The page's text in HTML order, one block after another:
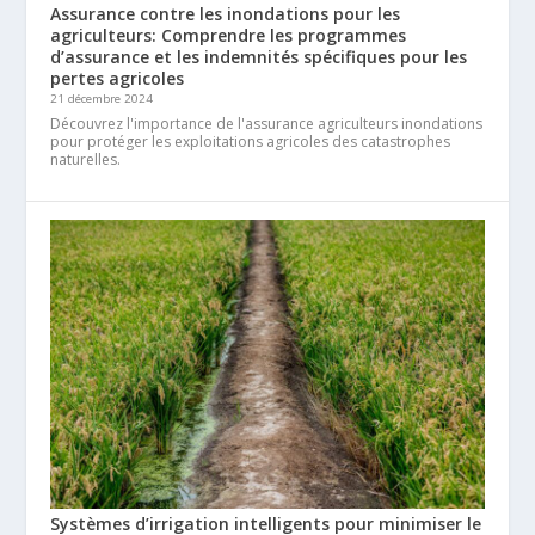
Assurance contre les inondations pour les
agriculteurs: Comprendre les programmes
d’assurance et les indemnités spécifiques pour les
pertes agricoles
21 décembre 2024
Découvrez l'importance de l'assurance agriculteurs inondations
pour protéger les exploitations agricoles des catastrophes
naturelles.
Systèmes d’irrigation intelligents pour minimiser le